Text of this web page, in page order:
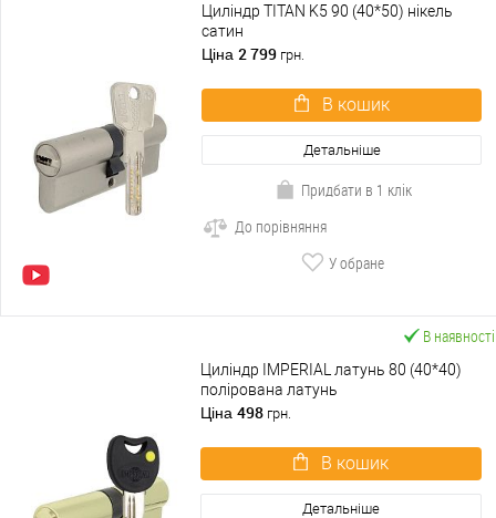
Циліндр TITAN K5 90 (40*50) нікель
сатин
Ціна 2 799 грн.
В кошик
Детальніше
Придбати в 1 клік
До порівняння
У обране
В наявності
Циліндр IMPERIAL латунь 80 (40*40)
полірована латунь
Ціна 498 грн.
В кошик
Детальніше